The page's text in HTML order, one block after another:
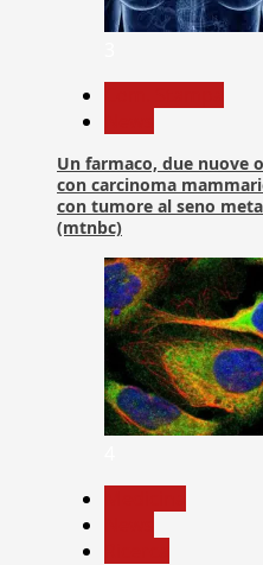
Un farmaco, due nuove
con carcinoma
con tumore al seno
(mtnbc)